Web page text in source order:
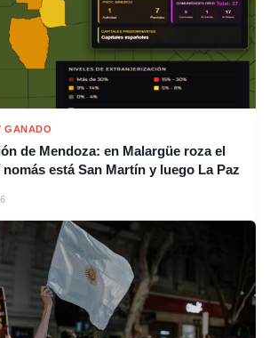
GANADO
de Mendoza: en Malargüe roza el
nomás está San Martín y luego La Paz